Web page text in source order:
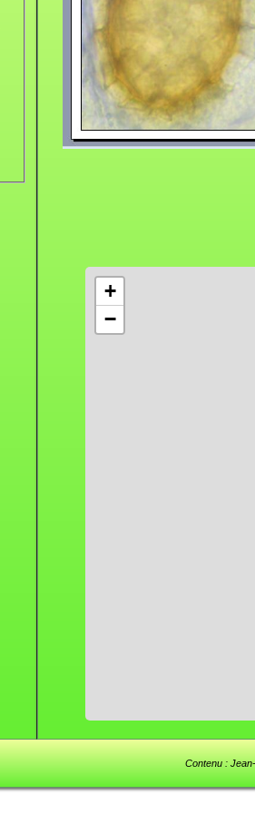
+
−
Contenu :